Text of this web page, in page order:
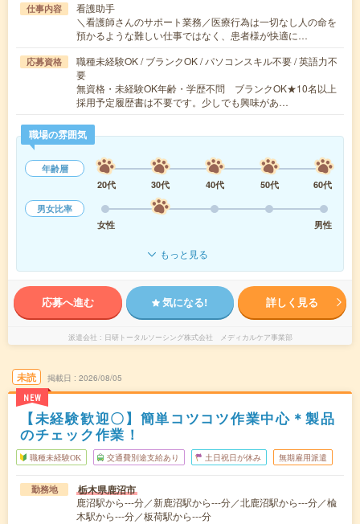
仕事内容
看護助手
＼看護師さんのサポート業務／医療行為は一切なし人の命を
預かるような難しい仕事ではなく、患者様が快適に…
応募資格
職種未経験OK / ブランクOK / パソコンスキル不要 / 英語力不
要
無資格・未経験OK年齢・学歴不問 ブランクOK★10名以上
採用予定履歴書は不要です。少しでも興味があ…
職場の雰囲気
年齢層
20代
30代 40代 50代
60代
男女比率
女性
男性
もっと見る
応募へ進む 気になる! 詳しく見る
派遣会社 日研トータルソーシング株式会社 メディカルケア事業部
未読
NEW
掲載日 2026/08/05
【未経験歓迎〇】簡単コツコツ作業中心＊製品
のチェック作業！
職種未経験OK 交通費別途支給あり 土日祝日が休み 無期雇用派遣
勤務地 栃木県鹿沼市
鹿沼駅から---分／新鹿沼駅から---分／北鹿沼駅から---分／楡
木駅から---分／板荷駅から---分